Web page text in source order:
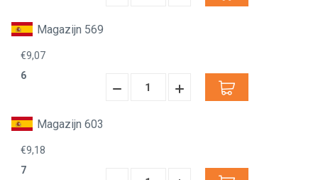
Magazijn 569
€9,07
6
Hoeveelheid
Hoeveelheid
Magazijn 603
€9,18
7